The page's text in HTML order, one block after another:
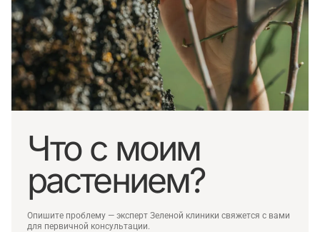
Что с моим
растением?
Опишите проблему — эксперт Зеленой клиники свяжется с вами
для первичной консультации.